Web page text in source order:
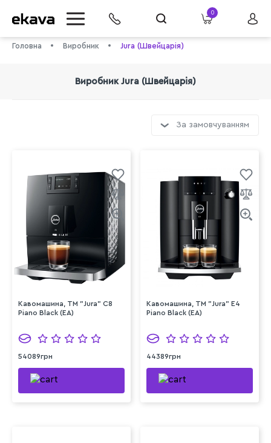
0
Головна Виробник Jura (Швейцарія)
Виробник Jura (Швейцарія)
За замовчуванням
Кавомашина, TM "Jura" C8
Piano Black (EA)
54089грн
Кавомашина, TM "Jura" E4
Piano Black (EA)
44389грн